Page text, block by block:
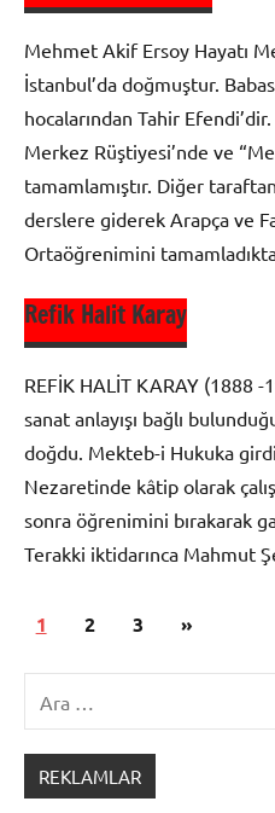
Mehmet Akif Ersoy Hayatı
İstanbul’da doğmuştur.
hocalarından Tahir
Merkez Rüştiyesi’nde ve
tamamlamıştır. Diğer
derslere giderek Arapça ve
Ortaöğrenimini
Biyografi
Milli
Edebiyat
Refik Halit Karay
REFİK HALİT KARAY (1888
sanat anlayışı bağlı
doğdu. Mekteb-i Hukuka
Nezaretinde kâtip olarak
sonra öğrenimini bırakarak
Terakki iktidarınca Mahmut
Yazı
1 2 3
Sonraki
»
REKLAMLAR